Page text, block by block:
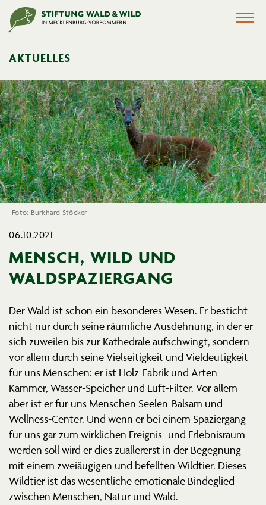
AKTUELLES
Foto: Burkhard Stöcker
06.10.2021
MENSCH, WILD UND
WALDSPAZIERGANG
Der Wald ist schon ein beson­deres Wesen. Er besticht
nicht nur durch seine räumliche Ausdehnung, in der er
sich zuweilen bis zur Kathe­drale aufschwingt, sondern
vor allem durch seine Vielsei­tigkeit und Vieldeu­tigkeit
für uns Menschen: er ist Holz-Fabrik und Arten-
Kammer, Wasser-Speicher und Luft-Filter. Vor allem
aber ist er für uns Menschen Seelen-Balsam und
Wellness-Center. Und wenn er bei einem Spaziergang
für uns gar zum wirklichen Ereignis- und Erleb­nisraum
werden soll wird er dies zuallererst in der Begegnung
mit einem zweiäu­gigen und befellten Wildtier. Dieses
Wildtier ist das wesent­liche emotionale Binde­glied
zwischen Menschen, Natur und Wald.